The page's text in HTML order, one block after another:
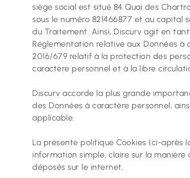
siège social est situé 84 Quai des
sous le numéro 821466877 et au
du Traitement. Ainsi, Discurv agit en
Réglementation relative aux Données
2016/679 relatif à la protection des
caractère personnel et à la libre
Discurv accorde la plus grande
des Données à caractère personnel,
applicable.
La présente politique Cookies (ci-après
information simple, claire sur la
déposés sur le internet.